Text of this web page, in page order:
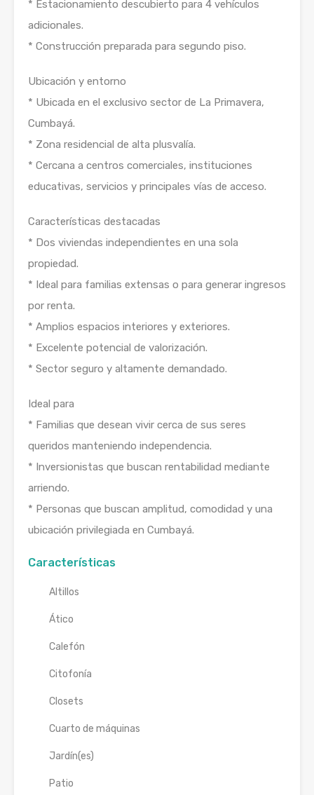
* Estacionamiento descubierto para 4 vehículos
adicionales.
* Construcción preparada para segundo piso.
Ubicación y entorno
* Ubicada en el exclusivo sector de La Primavera,
Cumbayá.
* Zona residencial de alta plusvalía.
* Cercana a centros comerciales, instituciones
educativas, servicios y principales vías de acceso.
Características destacadas
* Dos viviendas independientes en una sola
propiedad.
* Ideal para familias extensas o para generar ingresos
por renta.
* Amplios espacios interiores y exteriores.
* Excelente potencial de valorización.
* Sector seguro y altamente demandado.
Ideal para
* Familias que desean vivir cerca de sus seres
queridos manteniendo independencia.
* Inversionistas que buscan rentabilidad mediante
arriendo.
* Personas que buscan amplitud, comodidad y una
ubicación privilegiada en Cumbayá.
Características
Altillos
Ático
Calefón
Citofonía
Closets
Cuarto de máquinas
Jardín(es)
Patio